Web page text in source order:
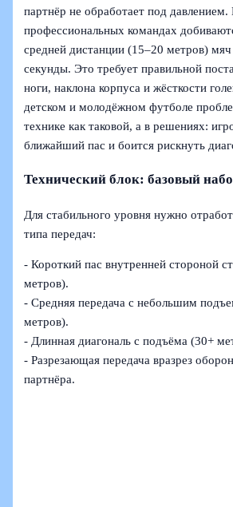
партнёр не обработает под давлением.
профессиональных командах
средней дистанции (15–20 метров) мяч
секунды. Это требует правильной
ноги, наклона корпуса и жёсткости
детском и молодёжном футболе
технике как таковой, а в решениях:
ближайший пас и боится рискнуть
Технический блок: базовый
Для стабильного уровня нужно
типа передач:
- Короткий пас внутренней стороной
метров).
- Средняя передача с небольшим
метров).
- Длинная диагональ с подъёма (30+
- Разрезающая передача вразрез
партнёра.